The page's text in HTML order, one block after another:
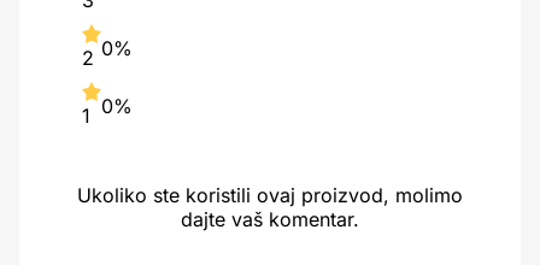
2 0%
1 0%
Ukoliko ste koristili ovaj proizvod, molimo
dajte vaš komentar.